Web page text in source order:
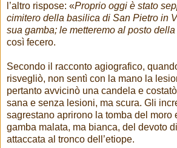
l’altro rispose: «Proprio oggi è stato
cimitero della basilica di San Pietro in
sua gamba; le metteremo al posto
così fecero.
Secondo il racconto agiografico,
risvegliò, non sentì con la mano la
pertanto avvicinò una candela e
sana e senza lesioni, ma scura. Gli
sagrestano aprirono la tomba del moro
gamba malata, ma bianca, del devoto
attaccata al tronco dell’etiope.